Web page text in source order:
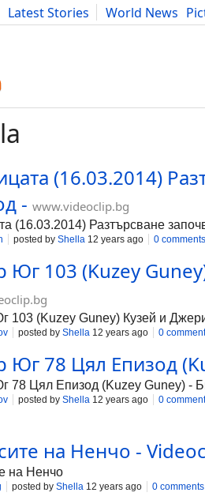
Latest Stories World News
Fitness Food Literature
(16.03.2014)
- www.videoclip.bg
(16.03.2014) Разтърсване
posted by Shella 12 years ago 0 comments
Юг 103 (Kuzey
103 (Kuzey Guney) Кузей и
posted by Shella 12 years ago 0
Юг 78 Цял Епизод
78 Цял Епизод (Kuzey Guney) -
posted by Shella 12 years ago 0
на Ненчо -
на Ненчо
posted by Shella 12 years ago 0 comments